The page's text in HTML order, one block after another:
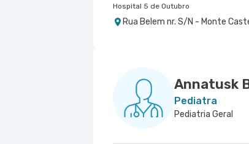
Hospital 5 de Outubro
Rua Belem nr. S/N - Monte
Annatusk
Pediatra
Pediatria Geral